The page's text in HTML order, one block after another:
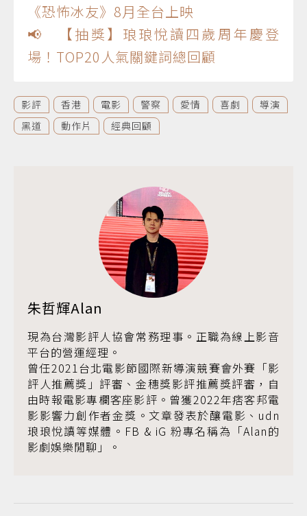
《恐怖冰友》8月全台上映
📢 【抽獎】琅琅悅讀四歲周年慶登
場！TOP20人氣關鍵詞總回顧
影評 香港 電影 警察 愛情 喜劇
導演
黑道
動作片 經典回顧
朱哲輝Alan
現為台灣影評人協會常務理事。正職為線上影音
平台的營運經理。
曾任2021台北電影節國際新導演競賽會外賽「影
評人推薦獎」評審、金穗獎影評推薦獎評審，自
由時報電影專欄客座影評。曾獲2022年痞客邦電
影影響力創作者金獎。文章發表於釀電影、udn
琅琅悅讀等媒體。FB & iG 粉專名稱為「Alan的
影劇娛樂閒聊」。